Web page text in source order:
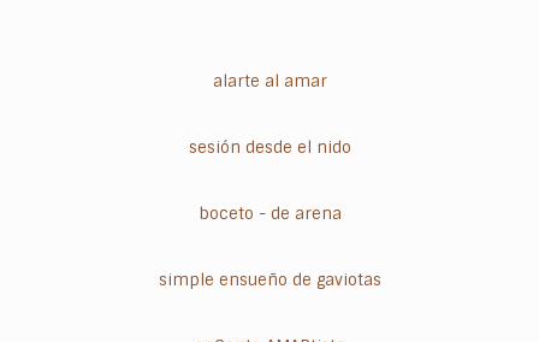
alarte al amar
sesión desde el nido
boceto - de arena
simple ensueño de gaviotas